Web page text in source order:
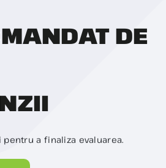
DE
a finaliza evaluarea.